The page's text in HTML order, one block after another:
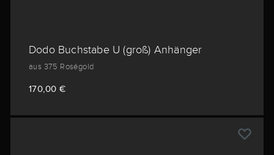
Dodo Buchstabe U (groß) Anhänger
aus 375 Roségold
170,00 €